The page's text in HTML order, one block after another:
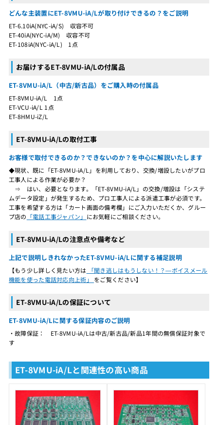
どんな主装置にET-8VMU-iA/Lが取り付けできるの？をご説明
ET-6.10iA(NYC-iA/S) 収容不可
ET-40iA(NYC-iA/M) 収容不可
ET-108iA(NYC-iA/L) 1点
お届けするET-8VMU-iA/Lの付属品
ET-8VMU-iA/L（中古/新古品）をご購入時の付属品
ET-8VMU-iA/L 1点
ET-VCU-iA/L 1点
ET-8HMU-iZ/L
ET-8VMU-iA/Lの取付工事
お客様で取付できるのか？できないのか？を中心に解説いたします
◆現状、既に「ET-8VMU-iA/L」を利用しており、交換/増設したいがプロ
工事人による作業が必要か？
⇒ はい、必要となります。「ET-8VMU-iA/L」の交換/増設は「システ
ムデータ設定」が発生するため、プロ工事人による派遣工事が必須です。
工事を希望する方は「カート画面の備考欄」にご入力いただくか、グルー
プ店の 「電話工事ジャパン」 にお気軽にご相談ください。
ET-8VMU-iA/Lの注意点や備考など
上記で説明しきれなかったET-8VMU-iA/Lに関する補足説明
【もう少し詳しく見たい方は 「聞き逃しはもうしない！？―ボイスメール
機能を使った電話対応向上術」 をご覧ください】
ET-8VMU-iA/Lの保証について
ET-8VMU-iA/Lに関する保証内容のご説明
・故障保証： ET-8VMU-iA/Lは中古/新古品/新品1年間の無償保証対象で
す
ET-8VMU-iA/Lと関連性の高い商品